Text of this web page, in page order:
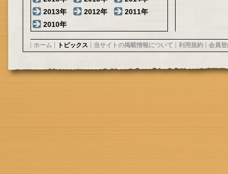
2013年
2012年
2011年
2010年
ホーム トピックス 当サイトの掲載情報について 利用規約 会員